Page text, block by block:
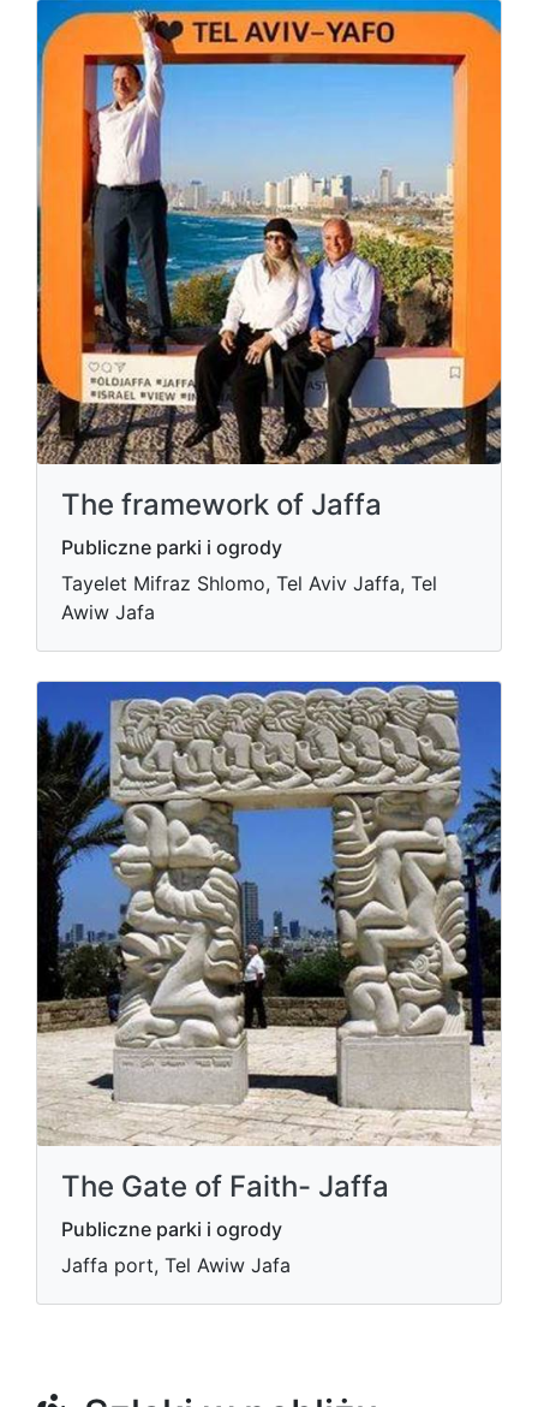
The framework of Jaffa
Publiczne parki i ogrody
Tayelet Mifraz Shlomo, Tel Aviv Jaffa, Tel
Awiw Jafa
The Gate of Faith- Jaffa
Publiczne parki i ogrody
Jaffa port, Tel Awiw Jafa